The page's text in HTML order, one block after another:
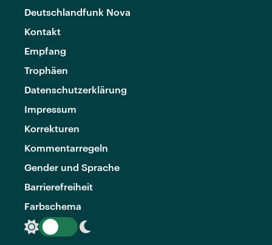
Deutschlandfunk Nova
Kontakt
Empfang
Trophäen
Datenschutzerklärung
Impressum
Korrekturen
Kommentarregeln
Gender und Sprache
Barrierefreiheit
Farbschema